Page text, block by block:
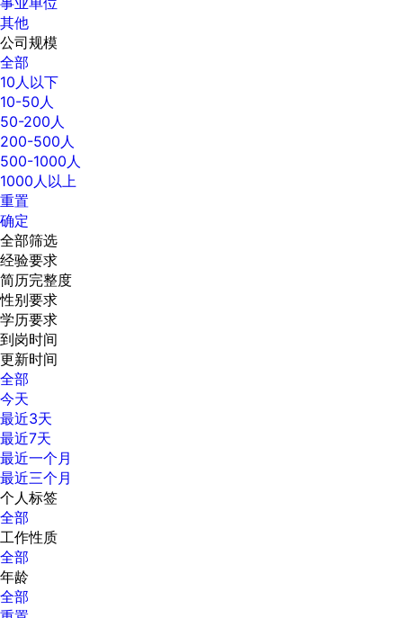
其他
公司规模
全部
10人以下
10-50人
50-200人
200-500人
500-1000人
1000人以上
重置
确定
全部筛选
经验要求
简历完整度
性别要求
学历要求
到岗时间
更新时间
全部
今天
最近3天
最近7天
最近一个月
最近三个月
个人标签
全部
工作性质
全部
年龄
全部